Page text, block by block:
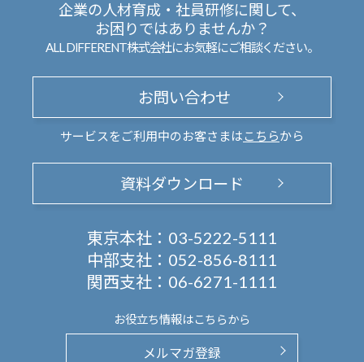
企業の人材育成・社員研修に関して、
お困りではありませんか？
ALL DIFFERENT株式会社にお気軽にご相談ください。
お問い合わせ
サービスをご利用中のお客さまは こちらから
資料ダウンロード
東京本社： 03-5222-5111
中部支社： 052-856-8111
関西支社： 06-6271-1111
お役立ち情報はこちらから
メルマガ登録